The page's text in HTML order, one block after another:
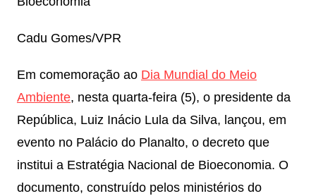
Cadu Gomes/VPR
Em comemoração ao Dia Mundial do Meio
Ambiente, nesta quarta-feira (5), o presidente da
República, Luiz Inácio Lula da Silva, lançou, em
evento no Palácio do Planalto, o decreto que
institui a Estratégia Nacional de Bioeconomia. O
documento, construído pelos ministérios do